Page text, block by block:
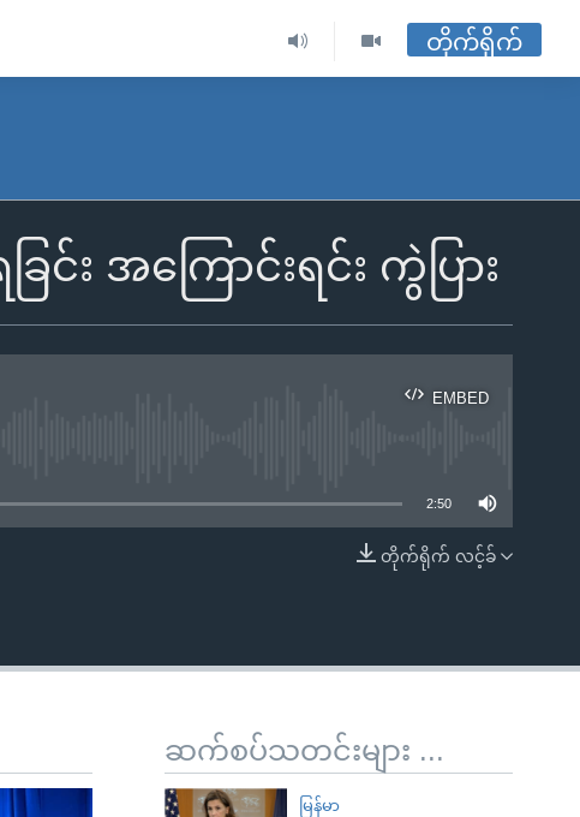
တိုက်ရိုက်
ြင်း အကြောင်းရင်း ကွဲပြား
EMBED
EMBED
2:50
တိုက်ရိုက် လင့်ခ်
ဆက်စပ်သတင်းများ ...
မြန်မာ